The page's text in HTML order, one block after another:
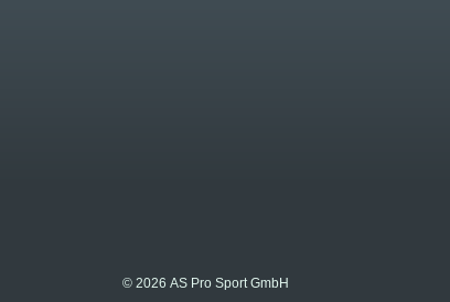
© 2026 AS Pro Sport GmbH